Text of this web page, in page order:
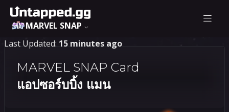
MARVEL SNAP
Last Updated: 15 minutes ago
MARVEL SNAP Card
แอปซอร์บบิ้ง แมน